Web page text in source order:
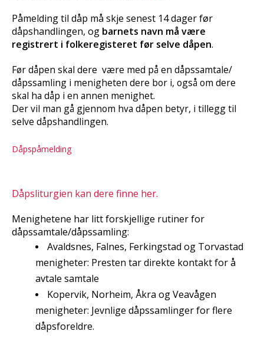
Påmelding til dåp må skje senest 14 dager før
dåpshandlingen, og barnets navn må være
registrert i folkeregisteret før selve dåpen.
Før dåpen skal dere være med på en dåpssamtale/
dåpssamling i menigheten dere bor i, også om dere
skal ha dåp i en annen menighet.
Der vil man gå gjennom hva dåpen betyr, i tillegg til
selve dåpshandlingen.
Dåpspåmelding
Dåpsliturgien kan dere finne her.
Menighetene har litt forskjellige rutiner for
dåpssamtale/dåpssamling:
Avaldsnes, Falnes, Ferkingstad og Torvastad
menigheter: Presten tar direkte kontakt for å
avtale samtale
Kopervik, Norheim, Åkra og Veavågen
menigheter: Jevnlige dåpssamlinger for flere
dåpsforeldre.